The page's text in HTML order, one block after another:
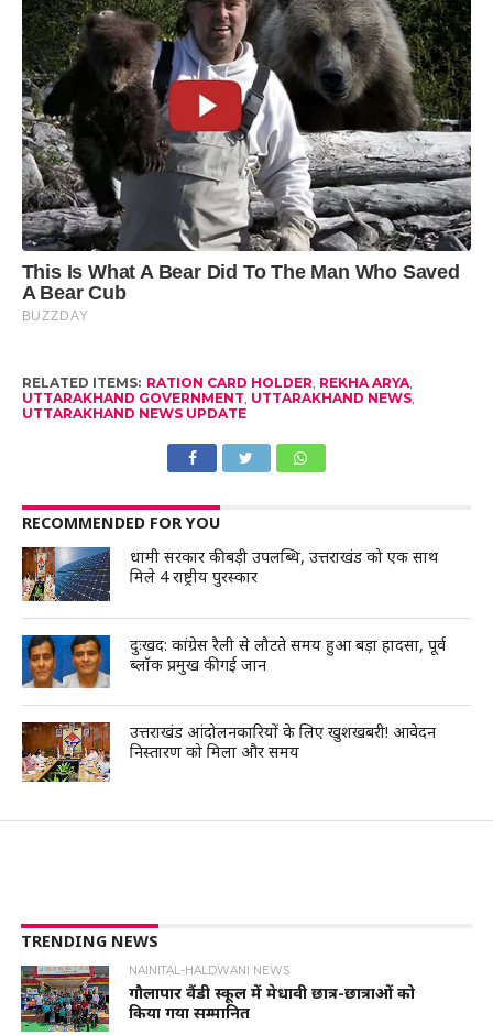
RELATED ITEMS: RATION CARD HOLDER REKHA ARYA,
UTTARAKHAND GOVERNMENT UTTARAKHAND NEWS,
UTTARAKHAND NEWS UPDATE
RECOMMENDED FOR YOU
धामी सरकार की बड़ी उपलब्धि, उत्तराखंड को एक साथ
मिले 4 राष्ट्रीय पुरस्कार
दुःखद: कांग्रेस रैली से लौटते समय हुआ बड़ा हादसा, पूर्व
ब्लॉक प्रमुख की गई जान
उत्तराखंड आंदोलनकारियों के लिए खुशखबरी! आवेदन
निस्तारण को मिला और समय
TRENDING NEWS
NAINITAL-HALDWANI NEWS
गौलापार वैंडी स्कूल में मेधावी छात्र-छात्राओं को
किया गया सम्मानित